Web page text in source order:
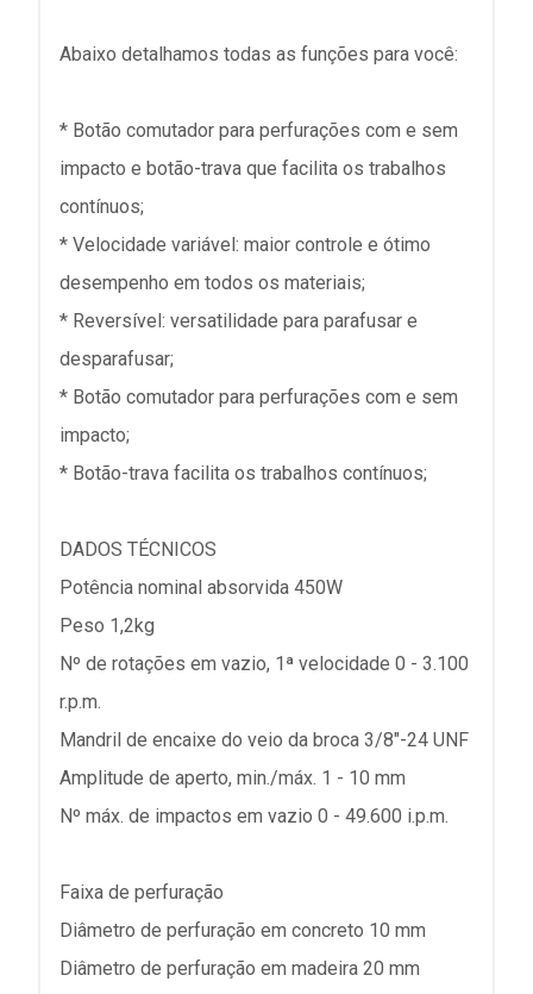
Abaixo detalhamos todas as funções para você:
* Botão comutador para perfurações com e sem
impacto e botão-trava que facilita os trabalhos
contínuos;
* Velocidade variável: maior controle e ótimo
desempenho em todos os materiais;
* Reversível: versatilidade para parafusar e
desparafusar;
* Botão comutador para perfurações com e sem
impacto;
* Botão-trava facilita os trabalhos contínuos;
DADOS TÉCNICOS
Potência nominal absorvida 450W
Peso 1,2kg
Nº de rotações em vazio, 1ª velocidade 0 - 3.100
r.p.m.
Mandril de encaixe do veio da broca 3/8"-24 UNF
Amplitude de aperto, min./máx. 1 - 10 mm
Nº máx. de impactos em vazio 0 - 49.600 i.p.m.
Faixa de perfuração
Diâmetro de perfuração em concreto 10 mm
Diâmetro de perfuração em madeira 20 mm